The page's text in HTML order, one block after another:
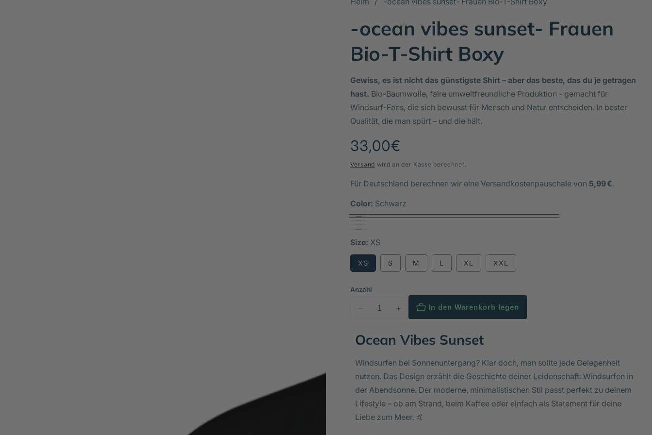
-ocean vibes sunset- Frauen
Bio-T-Shirt Boxy
Gewiss, es ist nicht das günstigste Shirt – aber das beste, das du je getragen
hast. Bio-Baumwolle, faire umweltfreundliche Produktion - gemacht für
Windsurf-Fans, die sich bewusst für Mensch und Natur entscheiden. In bester
Qualität, die man spürt – und die hält.
Normaler
Preis
33,00€
Versand wird an der Kasse berechnet.
Für Deutschland berechnen wir eine Versandkostenpauschale von 5,99 €.
Color: Schwarz
Size: XS
XS S M L XL XXL
Anzahl
Verringere
Menge
für
vibes
sunset-
Frauen
Bio-
Erhöhe
Menge
für
vibes
sunset-
Frauen
Bio-
In den Warenkorb legen
Ocean Vibes Sunset
Windsurfen bei Sonnenuntergang? Klar doch, man sollte jede Gelegenheit
nutzen. Das Design erzählt die Geschichte deiner Leidenschaft: Windsurfen in
der Abendsonne. Der moderne, minimalistischen Stil passt perfekt zu deinem
Lifestyle – ob am Strand, beim Kaffee oder einfach als Statement für deine
Liebe zum Meer. 🤙